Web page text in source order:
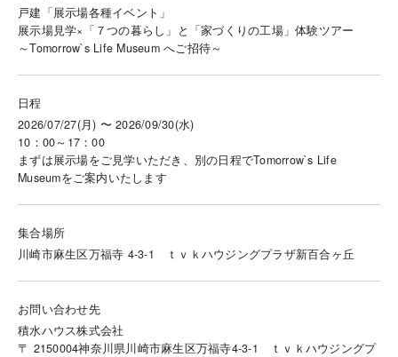
戸建「展示場各種イベント」
展示場見学×「７つの暮らし」と「家づくりの工場」体験ツアー
～Tomorrow`s Life Museum へご招待～
日程
2026/07/27(月) 〜 2026/09/30(水)
10：00～17：00
まずは展示場をご見学いただき、別の日程でTomorrow`s Life
Museumをご案内いたします
集合場所
川崎市麻生区万福寺 4-3-1 ｔｖｋハウジングプラザ新百合ヶ丘
お問い合わせ先
積水ハウス株式会社
〒 2150004神奈川県川崎市麻生区万福寺4-3-1 ｔｖｋハウジングプ